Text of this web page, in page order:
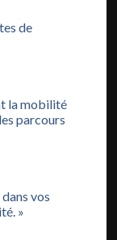
de
la mobilité
parcours
vos
»